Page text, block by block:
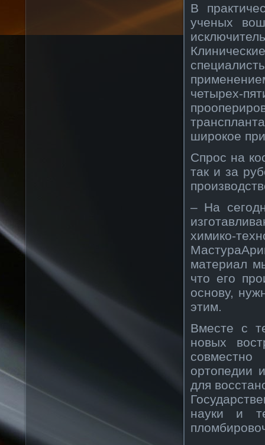
В
ученых
четырех-
широкое
Спрос на
так и за
– На
химико-
материал
что его
основу,
этим.
Вместе с
новых
совместно
ортопедии
для
науки и